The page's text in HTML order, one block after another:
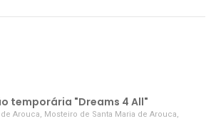
temporária "Dreams 4 All"
Arouca, Mosteiro de Santa Maria de Arouca,